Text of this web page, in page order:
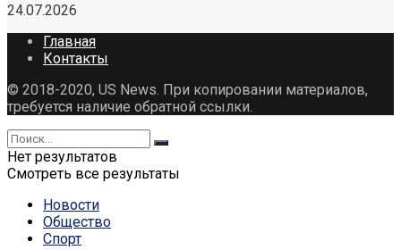
24.07.2026
Главная
Контакты
© 2018-2020, US News. При копировании материалов,
требуется наличие обратной ссылки.
Нет результатов
Смотреть все результаты
Новости
Общество
Спорт